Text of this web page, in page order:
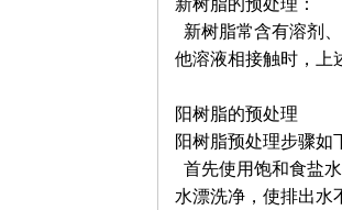
新树脂的预处理：
新树脂常含有溶剂
他溶液相接触时，上
阳树脂的预处理
阳树脂预处理步骤如
首先使用饱和食盐
水漂洗净，使排出水